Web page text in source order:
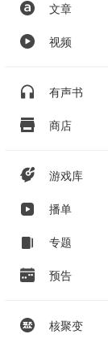
文章
视频
有声书
商店
游戏库
播单
专题
预告
核聚变